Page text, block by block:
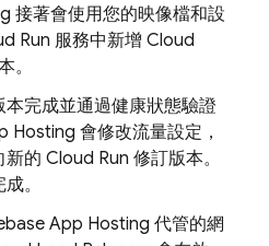
接著會使用您的映像檔和設
Run 服務中新增 Cloud
。
本完成並通過健康狀態驗證
Hosting 會修改流量設定，
新的 Cloud Run 修訂版本。
。
App Hosting 代管的網